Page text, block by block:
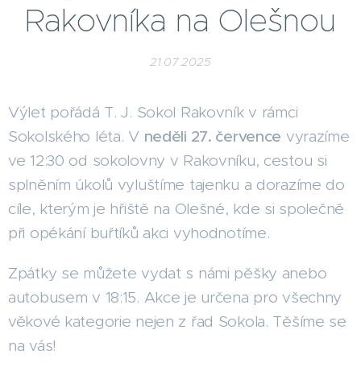
Rakovníka na Olešnou
21.07.2025
Výlet pořádá T. J. Sokol Rakovník v rámci
Sokolského léta. V neděli 27. července vyrazíme
ve 12:30 od sokolovny v Rakovníku, cestou si
splněním úkolů vyluštíme tajenku a dorazíme do
cíle, kterým je hřiště na Olešné, kde si společně
při opékání buřtíků akci vyhodnotíme.
Zpátky se můžete vydat s námi pěšky anebo
autobusem v 18:15. Akce je určena pro všechny
věkové kategorie nejen z řad Sokola. Těšíme se
na vás!